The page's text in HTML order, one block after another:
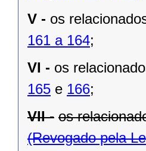
V - os
161 a 164;
VI - os
165 e 166;
VII - os
(Revogado pela